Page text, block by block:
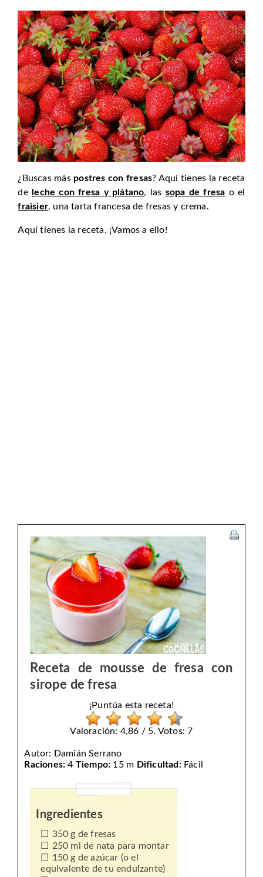
¿Buscas máspostres con fresas? Aquí tienes la receta
de
leche con fresa y plátano, las sopa de fresa o el
fraisier, una tarta francesa de fresas y crema.
Aquí tienes la receta. ¡Vamos a ello!
Receta de mousse de fresa con
sirope de fresa
¡Puntúa esta receta!
Valoración: 4,86 / 5. Votos: 7
Autor: Damián Serrano
Raciones: 4 Tiempo: 15 m Dificultad:Fácil
Ingredientes
350 g de fresas
250 ml de nata para montar
150 g de azúcar (o el
equivalente de tu endulzante)